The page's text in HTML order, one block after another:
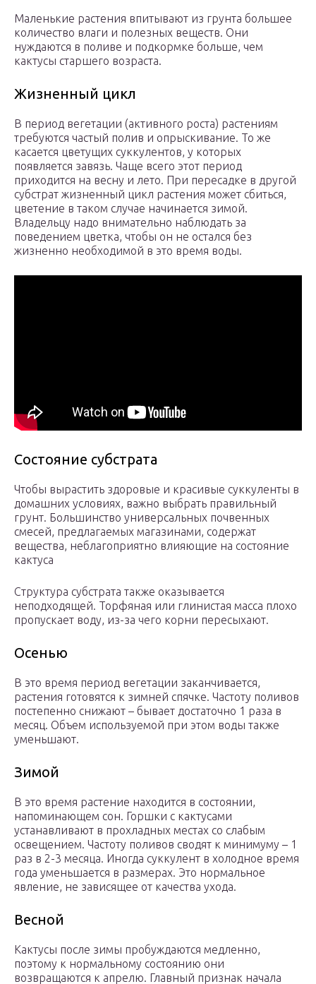
Маленькие растения впитывают из грунта большее
количество влаги и полезных веществ. Они
нуждаются в поливе и подкормке больше, чем
кактусы старшего возраста.
Жизненный цикл
В период вегетации (активного роста) растениям
требуются частый полив и опрыскивание. То же
касается цветущих суккулентов, у которых
появляется завязь. Чаще всего этот период
приходится на весну и лето. При пересадке в другой
субстрат жизненный цикл растения может сбиться,
цветение в таком случае начинается зимой.
Владельцу надо внимательно наблюдать за
поведением цветка, чтобы он не остался без
жизненно необходимой в это время воды.
Состояние субстрата
Чтобы вырастить здоровые и красивые суккуленты в
домашних условиях, важно выбрать правильный
грунт. Большинство универсальных почвенных
смесей, предлагаемых магазинами, содержат
вещества, неблагоприятно влияющие на состояние
кактуса
Структура субстрата также оказывается
неподходящей. Торфяная или глинистая масса плохо
пропускает воду, из-за чего корни пересыхают.
Осенью
В это время период вегетации заканчивается,
растения готовятся к зимней спячке. Частоту поливов
постепенно снижают – бывает достаточно 1 раза в
месяц. Объем используемой при этом воды также
уменьшают.
Зимой
В это время растение находится в состоянии,
напоминающем сон. Горшки с кактусами
устанавливают в прохладных местах со слабым
освещением. Частоту поливов сводят к минимуму – 1
раз в 2-3 месяца. Иногда суккулент в холодное время
года уменьшается в размерах. Это нормальное
явление, не зависящее от качества ухода.
Весной
Кактусы после зимы пробуждаются медленно,
поэтому к нормальному состоянию они
возвращаются к апрелю. Главный признак начала